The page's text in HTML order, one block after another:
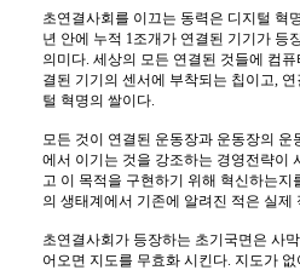
초연결사회를 이끄는 동력은 디지털 혁
년 안에 누적 1조개가 연결된 기기가 등
의미다. 세상의 모든 연결된 것들에 컴
결된 기기의 센서에 부착되는 칩이고,
털 혁명의 쌀이다.
모든 것이 연결된 운동장과 운동장의
에서 이기는 것을 강조하는 경영전략이
고 이 목적을 구현하기 위해 혁신하는지
의 생태계에서 기존에 알려진 적은 실
초연결사회가 등장하는 초기국면은 사
어오면 지도를 무효화 시킨다. 지도가